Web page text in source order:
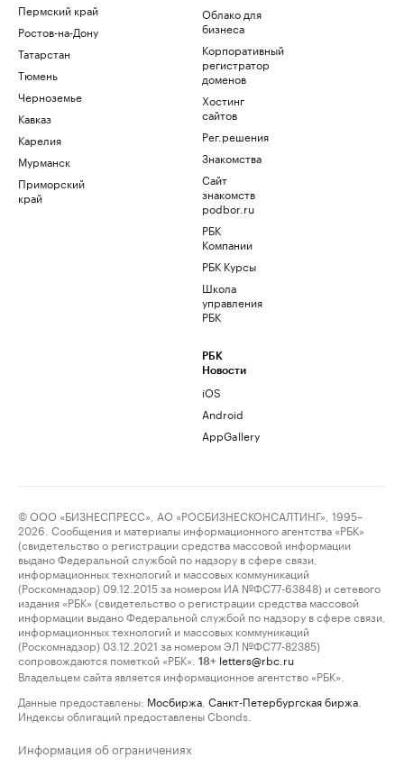
Пермский край
Ростов-на-Дону
Татарстан
Тюмень
Черноземье
Кавказ
Карелия
Мурманск
Приморский
край
Облако для
бизнеса
Корпоративный
регистратор
доменов
Хостинг
сайтов
Рег.решения
Знакомства
Сайт
знакомств
podbor.ru
РБК
Компании
РБК Курсы
Школа
управления
РБК
РБК
Новости
iOS
Android
AppGallery
© ООО «БИЗНЕСПРЕСС», АО «РОСБИЗНЕСКОНСАЛТИНГ», 1995–
2026. Сообщения и материалы информационного агентства «РБК»
(свидетельство о регистрации средства массовой информации
выдано Федеральной службой по надзору в сфере связи,
информационных технологий и массовых коммуникаций
(Роскомнадзор) 09.12.2015 за номером ИА №ФС77-63848) и сетевого
издания «РБК» (свидетельство о регистрации средства массовой
информации выдано Федеральной службой по надзору в сфере связи,
информационных технологий и массовых коммуникаций
(Роскомнадзор) 03.12.2021 за номером ЭЛ №ФС77-82385)
сопровождаются пометкой «РБК».
18+ letters@rbc.ru
Владельцем сайта является информационное агентство «РБК».
Данные предоставлены: Мосбиржа Санкт-Петербургская биржа
Индексы облигаций предоставлены Cbonds.
Информация об ограничениях